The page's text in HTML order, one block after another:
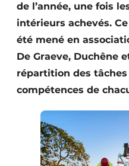
Façades
Géotextiles
Infrastructures
Rénovation
Sécurité incendie
de l’année, une fois
intérieurs achevés.
été mené en
De Graeve, Duchêne
répartition des
compétences de